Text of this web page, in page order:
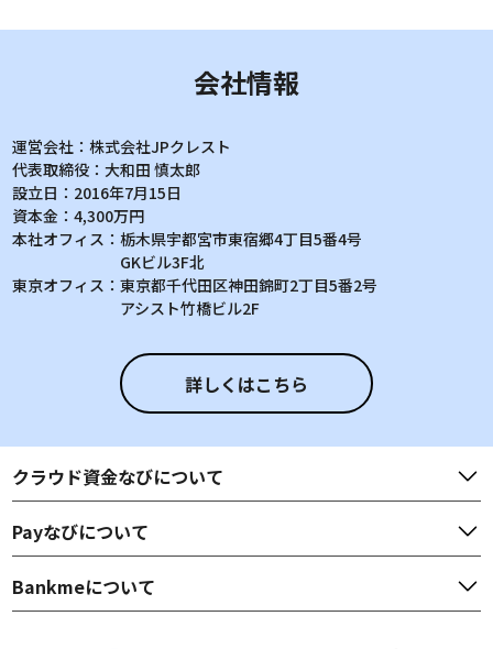
会社情報
運営会社：株式会社JPクレスト
代表取締役：大和田 慎太郎
設立日： 2016年7月15日
資本金：4,300万円
本社オフィス：栃木県宇都宮市東宿郷4丁目5番4号
GKビル3F北
東京オフィス：東京都千代田区神田錦町2丁目5番2号
アシスト竹橋ビル2F
詳しくはこちら
クラウド資金なびについて
Payなびについて
Bankmeについて